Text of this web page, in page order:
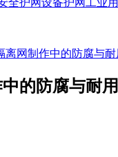
全护网设备护网 工业
离网制作中的防腐与
的防腐与耐